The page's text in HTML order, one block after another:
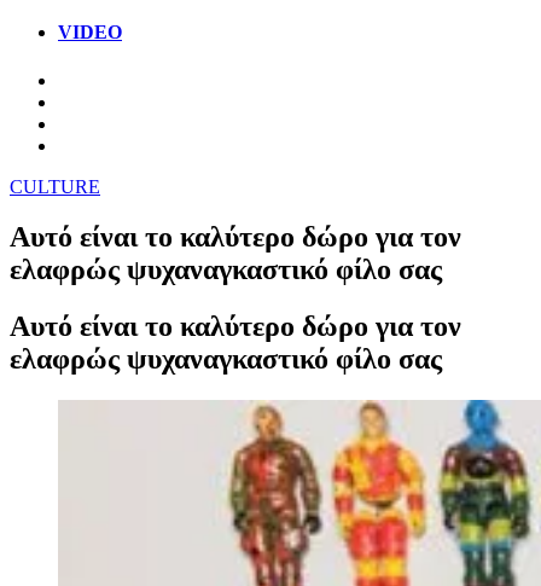
VIDEO
CULTURE
Αυτό είναι το καλύτερο δώρο για τον
ελαφρώς ψυχαναγκαστικό φίλο σας
Αυτό είναι το καλύτερο δώρο για τον
ελαφρώς ψυχαναγκαστικό φίλο σας